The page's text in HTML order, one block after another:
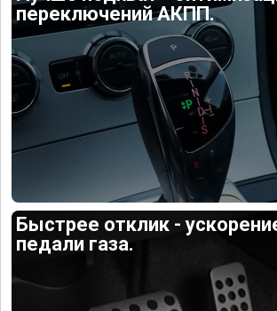
переключений АКПП.
Быстрее отклик -
педали газа.